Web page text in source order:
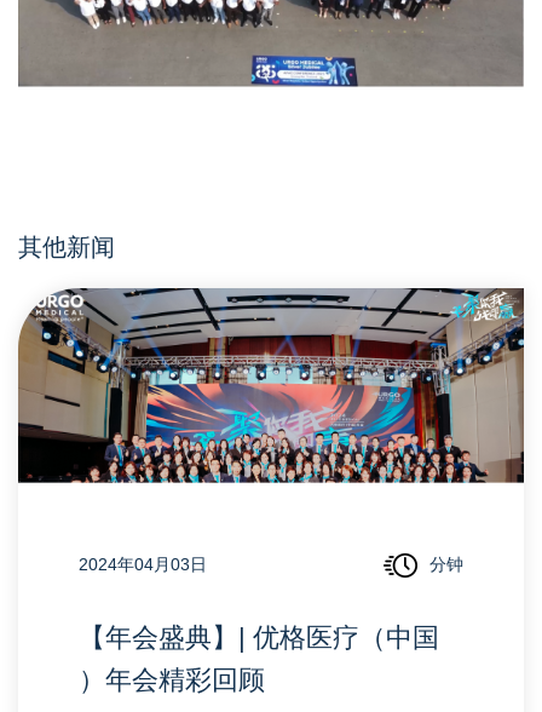
其他新闻
2024年04月03日 分钟
【年会盛典】| 优格医疗（中国
）年会精彩回顾